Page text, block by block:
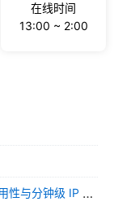
动态代理IP 池搭建：海外爬虫如何实现 99% 可用性与分钟级 IP 轮换？
在线时间
13:00 ~ 2:00